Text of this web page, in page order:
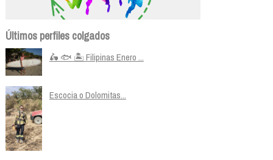
Últimos perfiles colgados
🛵 🐟 🏝️ Filipinas Enero ...
Escocia o Dolomitas...